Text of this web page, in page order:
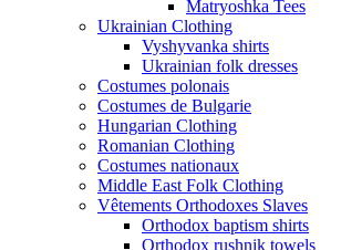
Matryoshka Tees
Ukrainian Clothing
Vyshyvanka shirts
Ukrainian folk dresses
Costumes polonais
Costumes de Bulgarie
Hungarian Clothing
Romanian Clothing
Costumes nationaux
Middle East Folk Clothing
Vêtements Orthodoxes Slaves
Orthodox baptism shirts
Orthodox rushnik towels